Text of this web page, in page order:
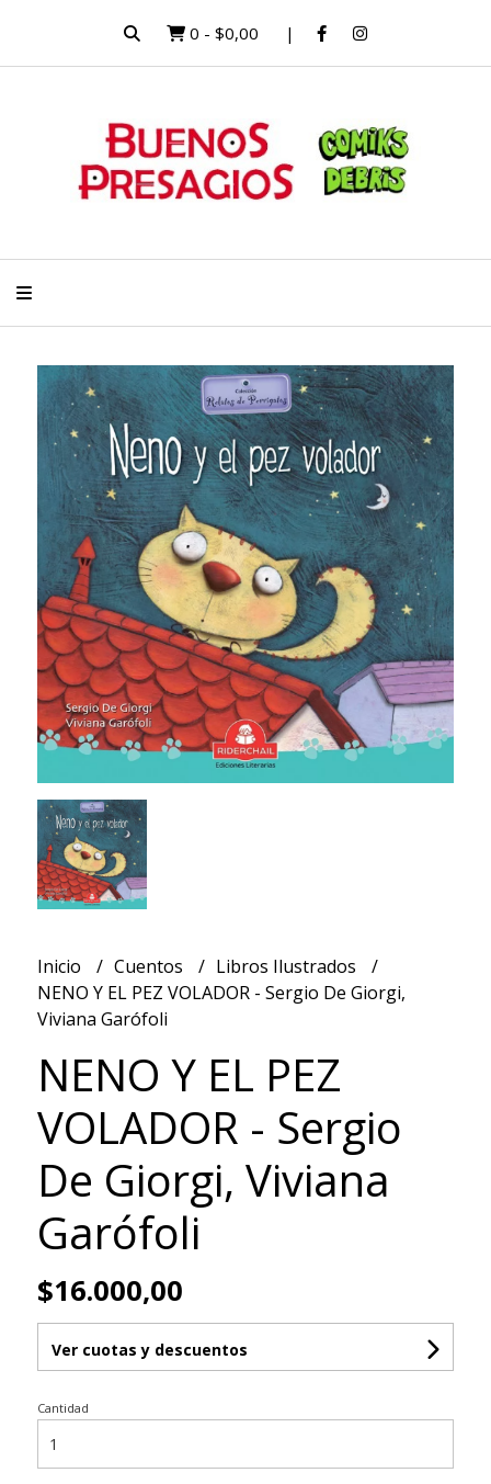
0 - $0,00
Inicio Cuentos
Libros Ilustrados
NENO Y EL PEZ VOLADOR - Sergio De Giorgi,
Viviana Garófoli
NENO Y EL PEZ
VOLADOR - Sergio
De Giorgi, Viviana
Garófoli
$16.000,00
Ver cuotas y descuentos
Cantidad